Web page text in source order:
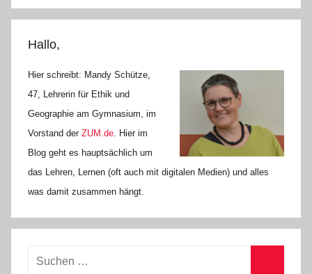
Hallo,
Hier schreibt: Mandy Schütze,
47, Lehrerin für Ethik und
Geographie am Gymnasium, im
Vorstand der ZUM.de. Hier im
Blog geht es hauptsächlich um
das Lehren, Lernen (oft auch mit digitalen Medien) und alles
was damit zusammen hängt.
Suchen